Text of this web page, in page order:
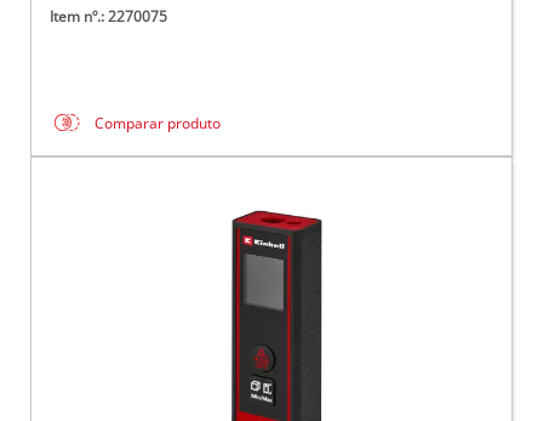
Item nº.: 2270075
Comparar produto